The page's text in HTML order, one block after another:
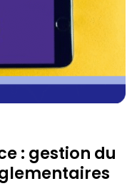
: gestion du